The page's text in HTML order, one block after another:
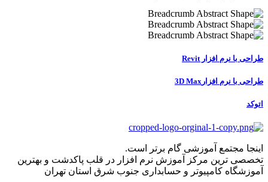
طراحی با نرم افزار Revit
طراحی با نرم افزار3D Max
اتوکد
اینجا مجتمع آموزشی گام برتر است.
تخصصی ترین مرکز آموزش نرم افزار در قلب پاکدشت و بهترین
آموزشگاه کامپیوتر و حسابداری جنوب شرق استان تهران